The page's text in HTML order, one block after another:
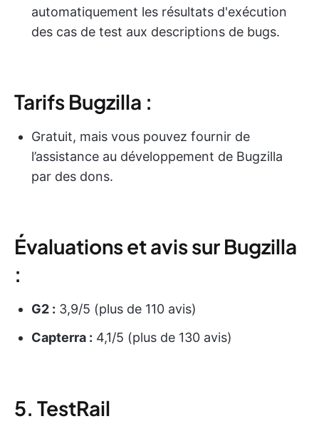
automatiquement les résultats d'exécution
des cas de test aux descriptions de bugs.
Tarifs Bugzilla :
Gratuit, mais vous pouvez fournir de
l’assistance au développement de Bugzilla
par des dons.
Évaluations et avis sur Bugzilla
:
G2 : 3,9/5 (plus de 110 avis)
Capterra : 4,1/5 (plus de 130 avis)
5. TestRail